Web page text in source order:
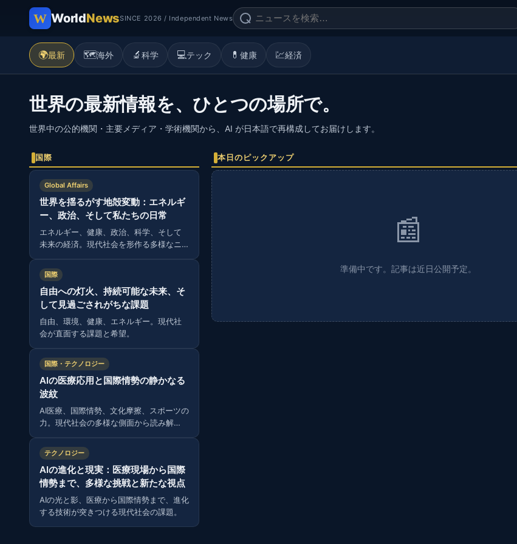
WorldNewsSINCE 2026 / Independent News
🌍最新 🗺️海外 🔬 科学 💻テック 💊 健康 💹経済
世界の最新情報を、ひとつの場所で。
世界中の公的機関・主要メディア・学術機関から、AI が日本語で再構成してお届けします。
国際
Global Affairs
世界を揺るがす地殻変動：エネルギ
ー、政治、そして私たちの日常
エネルギー、健康、政治、科学、そして
未来の経済。現代社会を形作る多様なニ
点。
国際
自由への灯火、持続可能な未来、そ
して見過ごされがちな課題
自由、環境、健康、エネルギー。現代社
会が直面する課題と希望。
国際・テクノロジー
AIの医療応用と国際情勢の静かなる
波紋
AI医療、国際情勢、文化摩擦、スポーツの
力。現代社会の多様な側面から読み解
テクノロジー
AIの進化と現実：医療現場から国際
情勢まで、多様な挑戦と新たな視点
AIの光と影、医療から国際情勢まで、進化
する技術が突きつける現代社会の課題。
本日のピックアップ
📰
準備中です。記事は近日公開予定。